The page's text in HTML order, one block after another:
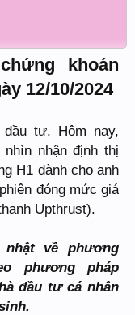
khoán
12/10/2024
tư. Hôm nay,
nhận định thị
H1 dành cho anh
đóng mức giá
Upthrust).
về phương
phương pháp
đầu tư cá nhân